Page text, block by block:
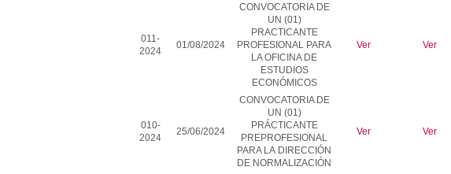
011-
2024
01/08/2024
CONVOCATORIA DE
UN (01)
PRACTICANTE
PROFESIONAL PARA
LA OFICINA DE
ESTUDIOS
ECONÓMICOS
Ver Ver
010-
2024
25/06/2024
CONVOCATORIA DE
UN (01)
PRÁCTICANTE
PREPROFESIONAL
PARA LA DIRECCIÓN
DE NORMALIZACIÓN
Ver Ver